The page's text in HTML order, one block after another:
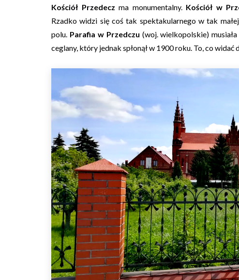
Kościół Przedecz ma monumentalny. Kościół w
Rzadko widzi się coś tak spektakularnego w tak
polu. Parafia w Przedczu (woj. wielkopolskie)
ceglany, który jednak spłonął w 1900 roku. To, co